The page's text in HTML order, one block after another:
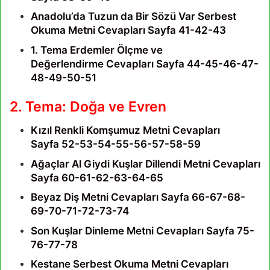
Anadolu’da Tuzun da Bir Sözü Var Serbest
Okuma Metni Cevapları Sayfa 41-42-43
1. Tema Erdemler Ölçme ve
Değerlendirme Cevapları Sayfa 44-45-46-47-
48-49-50-51
2. Tema: Doğa ve Evren
Kızıl Renkli Komşumuz Metni Cevapları
Sayfa 52-53-54-55-56-57-58-59
Ağaçlar Al Giydi Kuşlar Dillendi Metni Cevapları
Sayfa 60-61-62-63-64-65
Beyaz Diş Metni Cevapları Sayfa 66-67-68-
69-70-71-72-73-74
Son Kuşlar Dinleme Metni Cevapları Sayfa 75-
76-77-78
Kestane Serbest Okuma Metni Cevapları